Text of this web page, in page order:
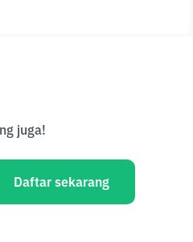
juga!
Daftar sekarang